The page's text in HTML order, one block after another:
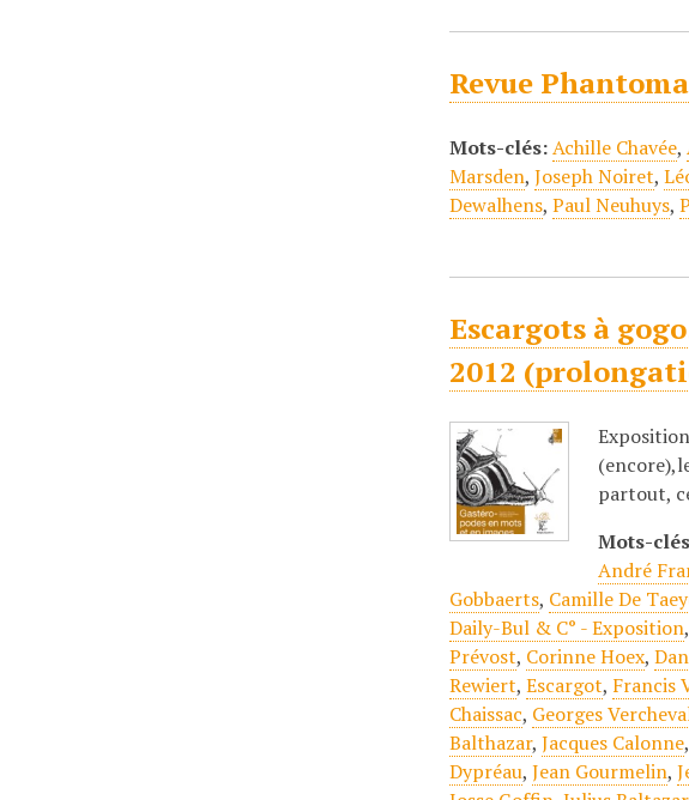
Revue
Mots-clés:Achille Chavée,
Marsden,Joseph Noiret,
Dewalhens,Paul Neuhuys,
Escargots à
2012
partout,
Mots-
André
Gobbaerts, Camille De
Daily-Bul & C° - Exposition,
Prévost, Corinne Hoex,
Rewiert,Escargot, Francis
Chaissac, Georges
Balthazar,Jacques Calonne
Dypréau,Jean Gourmelin,